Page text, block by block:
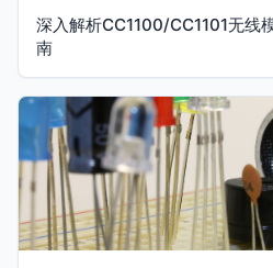
深入解析CC1100/CC1101无线
南